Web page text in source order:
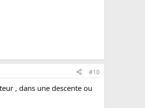
#10
, dans une descente ou